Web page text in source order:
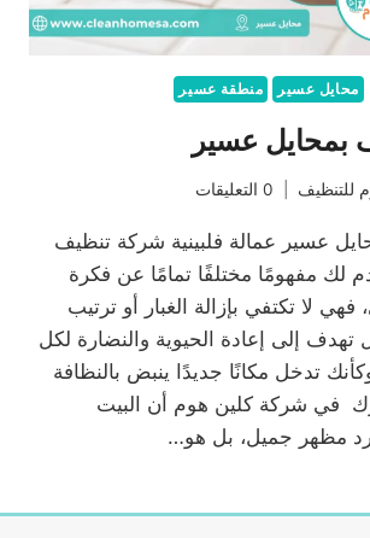
محايل عسير منطقة عسير
بمحايل عسير
للتنظيف 0 التعليقات
عسير عمالة فلبينية شركة تنظيف
لك مفهومًا مختلفًا تمامًا عن فكرة
فهي لا تكتفي بإزالة الغبار أو ترتيب
تهدف إلى إعادة الحيوية والنضارة لكل
تدخل مكانًا جديدًا ينبض بالنظافة
في شركة كلين هوم أن البيت
مظهر جميل، بل هو…